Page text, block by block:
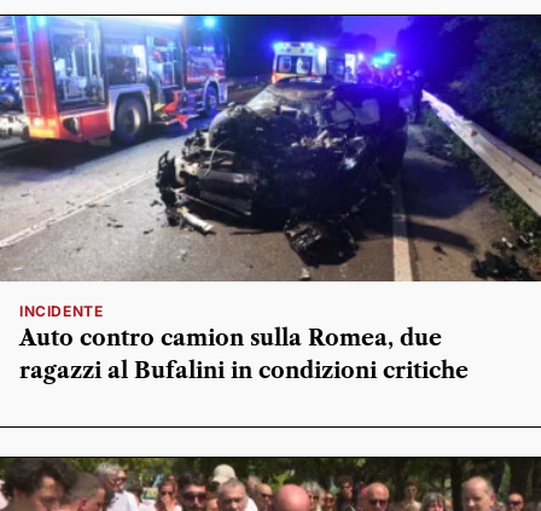
INCIDENTE
Auto contro camion sulla Romea, due
ragazzi al Bufalini in condizioni critiche